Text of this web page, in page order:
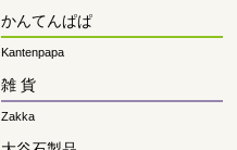
かんてんぱぱ
Kantenpapa
雑 貨
Zakka